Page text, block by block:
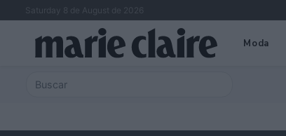
Saturday 8 de August de 2026
Moda